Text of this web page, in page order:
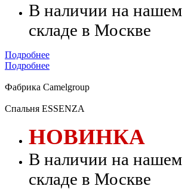
В наличии на нашем
складе в Москве
Подробнее
Подробнее
Фабрика Camelgroup
Спальня ESSENZA
НОВИНКА
В наличии на нашем
складе в Москве